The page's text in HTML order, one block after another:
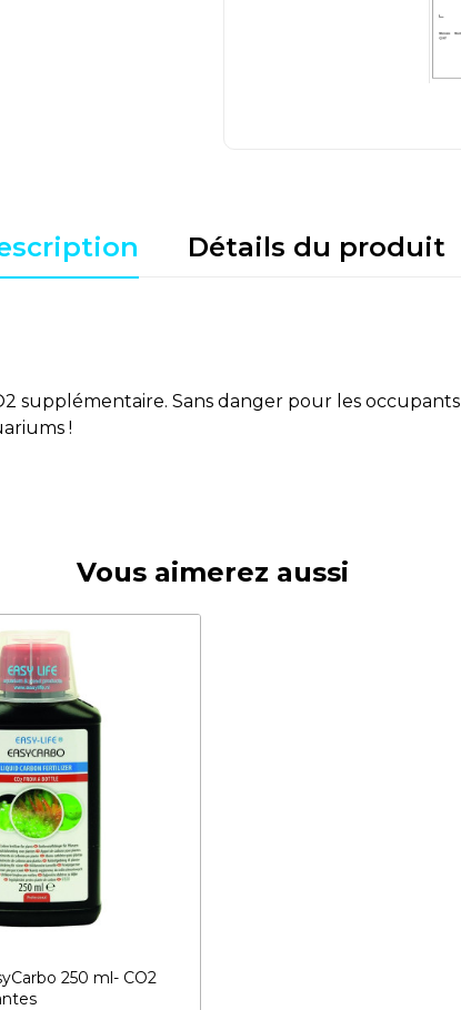
Détails du produit
supplémentaire. Sans danger pour les
!
Vous aimerez aussi
250 ml- CO2